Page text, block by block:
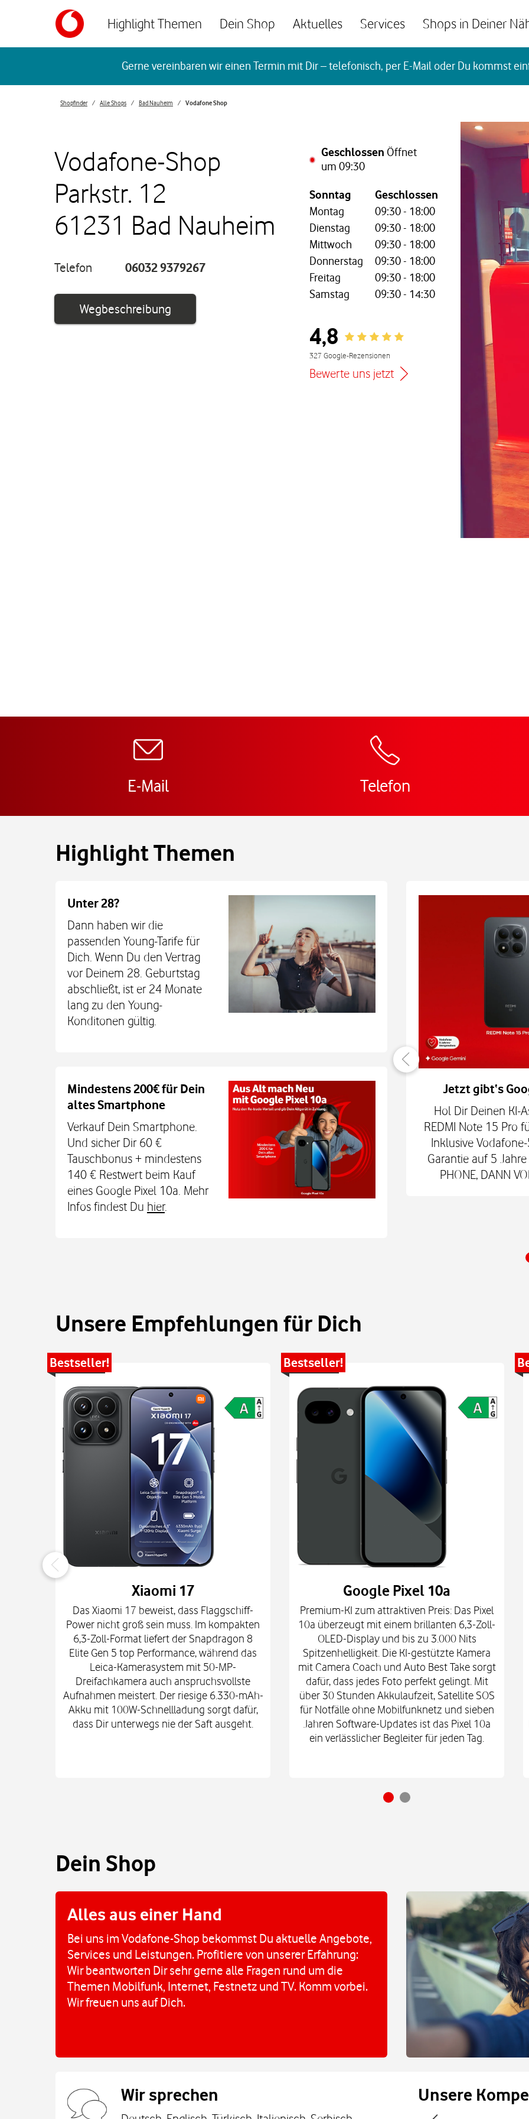
Highlight Themen Dein Shop Aktuelles Services Shops in Deiner
Gerne vereinbaren wir einen Termin mit Dir – telefonisch, per E-Mail oder Du kommst
Shopfinder Alle Shops Bad Nauheim Vodafone Shop
Vodafone-Shop
Parkstr. 12
61231 Bad Nauheim
Telefon 06032 9379267
WegbeschreibungLink öffnet in einem neuen Tab
Geschlossen Öffnet
um 09:30
Wochentag, Öffnungszeiten
Sonntag
Geschlossen
Montag
09:30- 18:00
Dienstag
09:30- 18:00
Mittwoch
09:30- 18:00
Donnerstag
09:30- 18:00
Freitag
09:30- 18:00
Samstag
09:30- 14:30
4,8 Rating 4.8
327 Google-Rezensionen
Bewerte uns jetzt
E-Mail Telefon
Highlight Themen
Unter 28?
Dann haben wir die
passenden Young-Tarife für
Dich. Wenn Du den Vertrag
vor Deinem 28. Geburtstag
abschließt, ist er 24 Monate
lang zu den Young-
Konditonen gültig.
Mindestens 200€ für Dein
altes Smartphone
Verkauf Dein Smartphone.
Und sicher Dir 60 €
Tauschbonus + mindestens
140 € Restwert beim Kauf
eines Google Pixel 10a. Mehr
Infos findest Du hier.
Auch auf dem Schulweg immer verbunden
Dein Kind bleibt unterwegs auch ohne Smartphone mit
Sicherheit erreichbar. Mit der Xplora X6Play 2nd Gen. oder der
TCL MT48X Smartwatch für je einmal 1 € zum Smart Tech M.
Den Tarif gibt's jetzt 3 Monate für 0 € und danach für mtl. 9,99
€. Alle Infos bei uns im Shop.
Jetzt gibt‘s
Hol Dir Deinen KI-
REDMI Note 15 Pro
Inklusive
Garantie auf 5
PHONE, DANN
Unsere Empfehlungen für Dich
Bestseller!
Xiaomi 17
Das Xiaomi 17 beweist, dass Flaggschiff-
Power nicht groß sein muss. Im kompakten
6,3-Zoll-Format liefert der Snapdragon 8
Elite Gen 5 top Performance, während das
Leica-Kamerasystem mit 50-MP-
Dreifachkamera auch anspruchsvollste
Aufnahmen meistert. Der riesige 6.330-mAh-
Akku mit 100W-Schnellladung sorgt dafür,
dass Dir unterwegs nie der Saft ausgeht.
Bestseller!
Google Pixel 10a
Premium-KI zum attraktiven Preis: Das Pixel
10a überzeugt mit einem brillanten 6,3-Zoll-
OLED-Display und bis zu 3.000 Nits
Spitzenhelligkeit. Die KI-gestützte Kamera
mit Camera Coach und Auto Best Take sorgt
dafür, dass jedes Foto perfekt gelingt. Mit
über 30 Stunden Akkulaufzeit, Satellite SOS
für Notfälle ohne Mobilfunknetz und sieben
Jahren Software-Updates ist das Pixel 10a
ein verlässlicher Begleiter für jeden Tag.
Dein Shop
Alles aus einer Hand
Bei uns im Vodafone-Shop bekommst Du aktuelle Angebote,
Services und Leistungen. Profitiere von unserer Erfahrung:
Wir beantworten Dir sehr gerne alle Fragen rund um die
Themen Mobilfunk, Internet, Festnetz und TV. Komm vorbei.
Wir freuen uns auf Dich.
Wir sprechen Unsere